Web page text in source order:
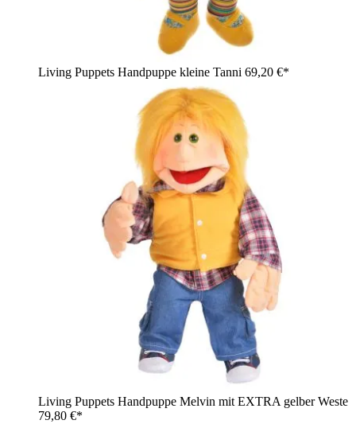
Living Puppets Handpuppe kleine Tanni 69,20 €*
Living Puppets Handpuppe Melvin mit EXTRA gelber Weste
79,80 €*